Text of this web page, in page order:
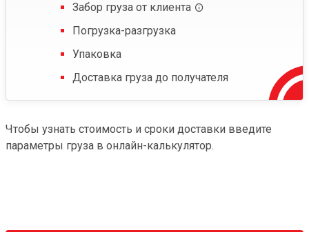
Забор груза от клиента
Погрузка-разгрузка
Упаковка
Доставка груза до получателя
Чтобы узнать стоимость и сроки доставки введите
параметры груза в онлайн-калькулятор.